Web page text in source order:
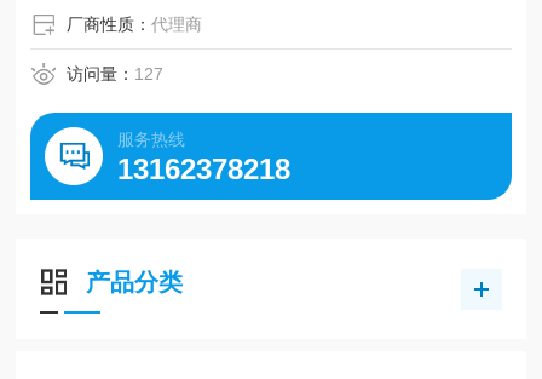
厂商性质：代理商
访问量： 127
服务热线
13162378218
产品分类